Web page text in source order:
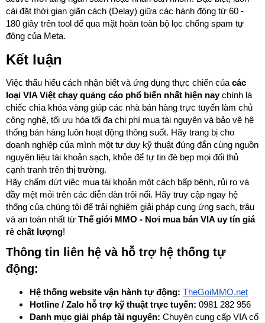
cài đặt thời gian giãn cách (Delay) giữa các hành động từ 60 -
180 giây trên tool để qua mặt hoàn toàn bộ lọc chống spam tự
động của Meta.
Kết luận
Việc thấu hiểu cách nhận biết và ứng dụng thực chiến của các
loại VIA Việt chạy quảng cáo phổ biến nhất hiện naychính là
chiếc chìa khóa vàng giúp các nhà bán hàng trực tuyến làm chủ
công nghệ, tối ưu hóa tối đa chi phí mua tài nguyên và bảo vệ hệ
thống bán hàng luôn hoạt động thông suốt. Hãy trang bị cho
doanh nghiệp của mình một tư duy kỹ thuật đúng đắn cùng nguồn
nguyên liệu tài khoản sạch, khỏe để tự tin đè bẹp mọi đối thủ
cạnh tranh trên thị trường.
Hãy chấm dứt việc mua tài khoản một cách bấp bênh, rủi ro và
đầy mệt mỏi trên các diễn đàn trôi nổi. Hãy truy cập ngay hệ
thống của chúng tôi để trải nghiệm giải pháp cung ứng sạch, trâu
và an toàn nhất từ Thế giới MMO - Nơi mua bán VIA uy tín giá
rẻ chất lượng!
Thông tin liên hệ và hỗ trợ hệ thống tự
động:
Hệ thống website vận hành tự động: TheGoiMMO.net
Hotline / Zalo hỗ trợ kỹ thuật trực tuyến: 0981 282 956
Danh mục giải pháp tài nguyên: Chuyên cung cấp VIA cổ